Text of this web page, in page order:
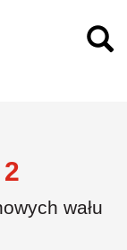
wału